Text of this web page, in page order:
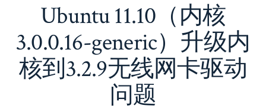
Ubuntu 11.10（内核
3.0.0.16-generic）升级内
核到3.2.9无线网卡驱动
问题